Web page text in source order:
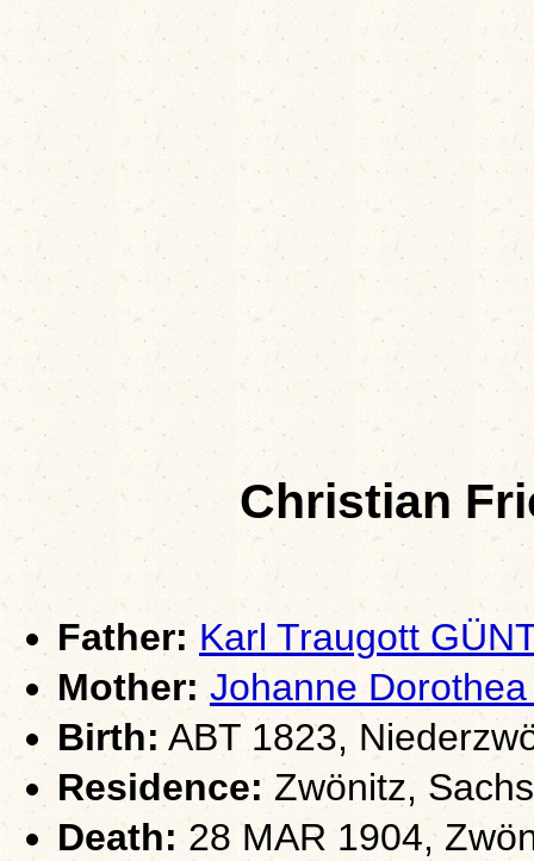
Christian
Father: Karl Traugott
Mother: Johanne
Birth: ABT 1823,
Residence:Zwönitz,
Death: 28 MAR 1904,